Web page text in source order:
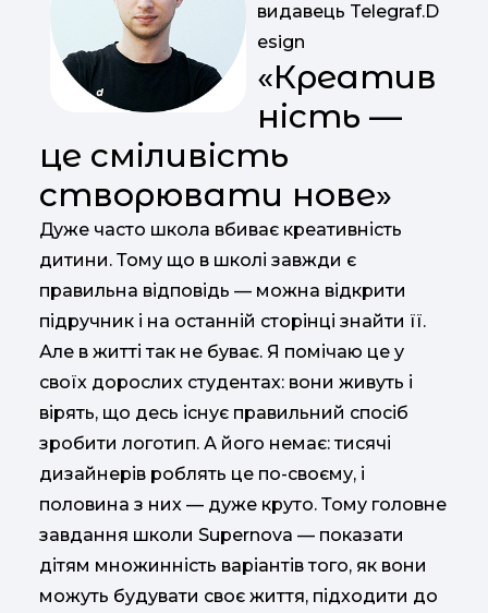
видавець Telegraf.D
esign
«Креатив
ність —
це сміливість
створювати нове»
Дуже часто школа вбиває креативність
дитини. Тому що в школі завжди є
правильна відповідь — можна відкрити
підручник і на останній сторінці знайти її.
Але в житті так не буває. Я помічаю це у
своїх дорослих студентах: вони живуть і
вірять, що десь існує правильний спосіб
зробити логотип. А його немає: тисячі
дизайнерів роблять це по-своєму, і
половина з них — дуже круто. Тому головне
завдання школи Supernova — показати
дітям множинність варіантів того, як вони
можуть будувати своє життя, підходити до